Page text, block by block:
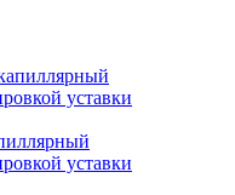
уставки